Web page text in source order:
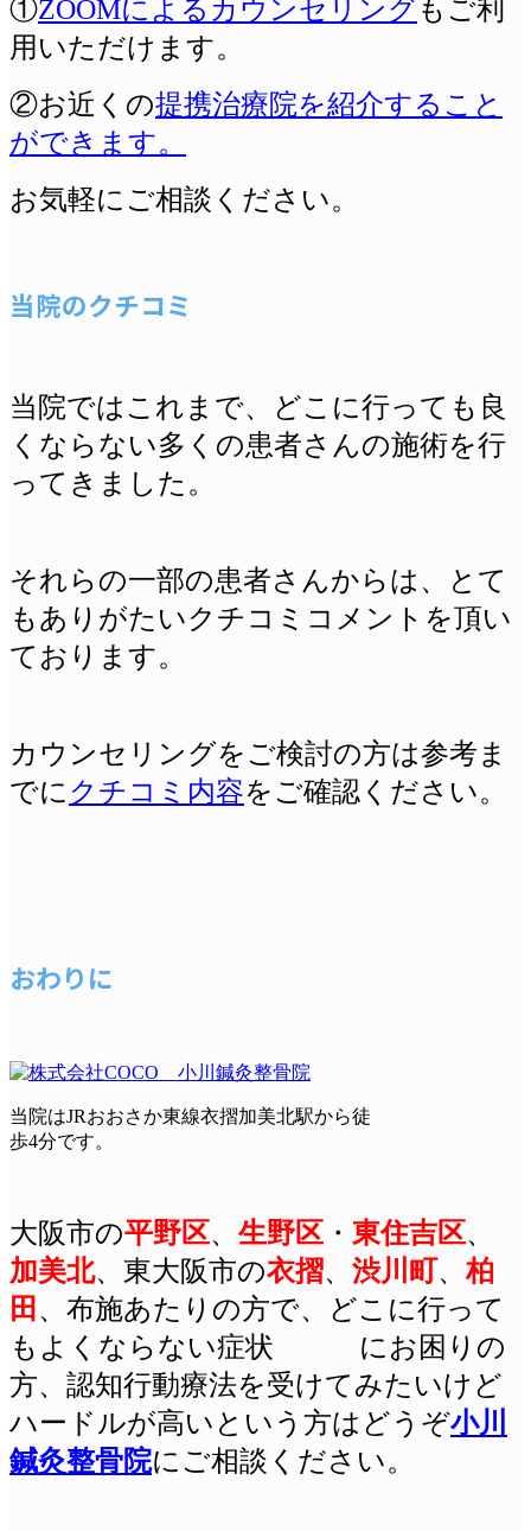
①ZOOMによるカウンセリングもご利
用いただけます。
②お近くの提携治療院を紹介すること
ができます。
お気軽にご相談ください。
当院のクチコミ
当院ではこれまで、どこに行っても良
くならない多くの患者さんの施術を行
ってきました。
それらの一部の患者さんからは、とて
もありがたいクチコミコメントを頂い
ております。
カウンセリングをご検討の方は参考ま
でに クチコミ内容をご確認ください。
おわりに
当院はJRおおさか東線衣摺加美北駅から徒
歩4分です。
大阪市の平野区、 生野区 ・ 東住吉区、
加美北、東大阪市の衣摺、 渋川町、柏
田 、布施あたりの方で、どこに行って
もよくならない症状 にお困りの
方、認知行動療法を受けてみたいけど
ハードルが高いという方はどうぞ小川
鍼灸整骨院にご相談ください。